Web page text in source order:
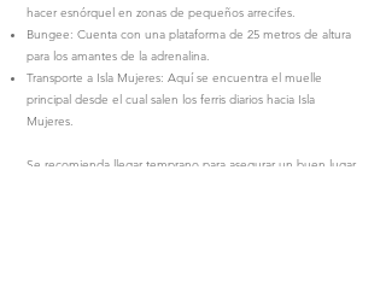
hacer esnórquel en zonas de pequeños arrecifes.
Bungee: Cuenta con una plataforma de 25 metros de altura
para los amantes de la adrenalina.
Transporte a Isla Mujeres: Aquí se encuentra el muelle
principal desde el cual salen los ferris diarios hacia Isla
Mujeres.
Se recomienda llegar temprano para asegurar un buen lugar,